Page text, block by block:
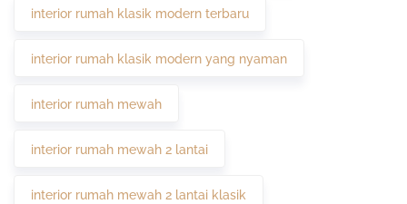
interior rumah klasik modern terbaru
interior rumah klasik modern yang nyaman
interior rumah mewah
interior rumah mewah 2 lantai
interior rumah mewah 2 lantai klasik